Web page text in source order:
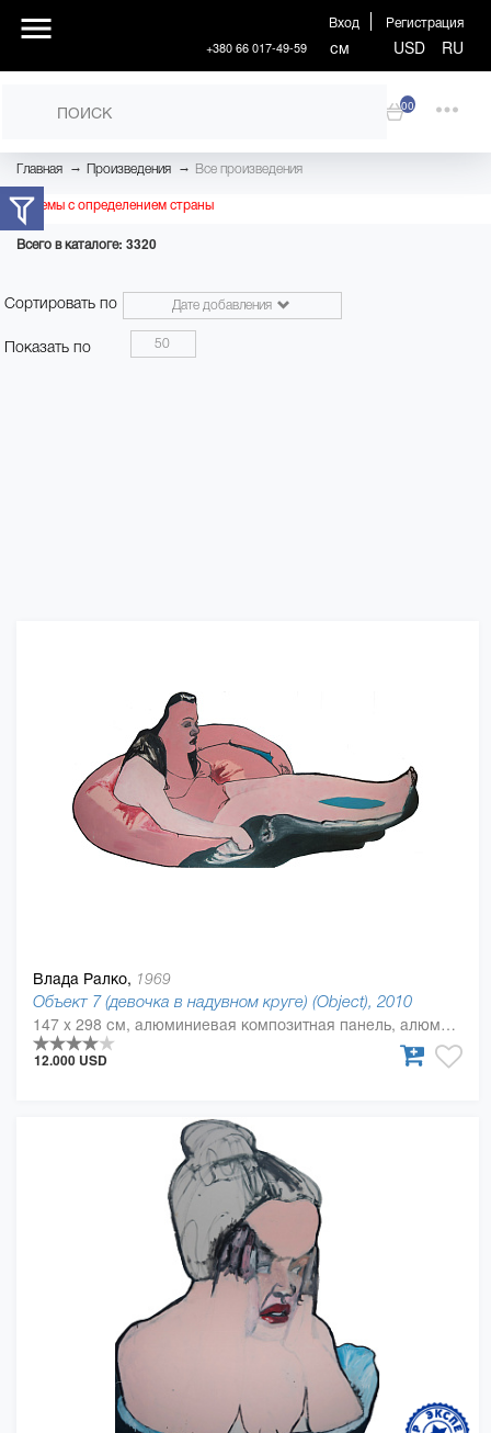
Вход Регистрация
+380 66 017-49-59 см USD RU
00
Главная → Произведения → Все произведения
Проблемы с определением страны
Всего в каталоге: 3320
Сортировать по Дате добавления
Показать по 50
Влада Ралко, 1969
Объект 7 (девочка в надувном круге) (Object), 2010
147 x 298 см, алюминиевая композитная панель, алюминиевый полимер, масляная краска
12.000 USD